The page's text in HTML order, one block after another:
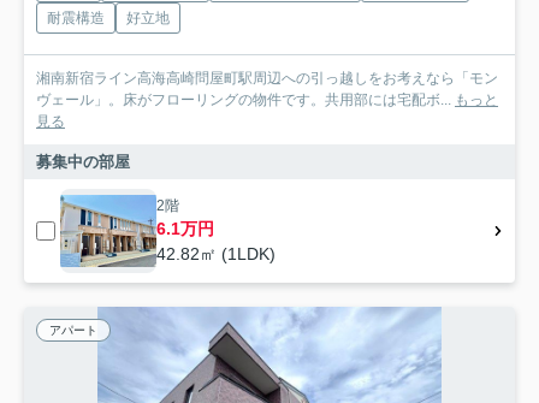
耐震構造
好立地
湘南新宿ライン高海高崎問屋町駅周辺への引っ越しをお考えなら「モン
ヴェール」。床がフローリングの物件です。共用部には宅配ボ... もっと
見る
募集中の部屋
2階
6.1万円
42.82㎡ (1LDK)
アパート